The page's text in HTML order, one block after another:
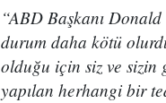
“ABD Başkanı
durum daha kötü
olduğu için siz ve sizin
yapılan herhangi bir